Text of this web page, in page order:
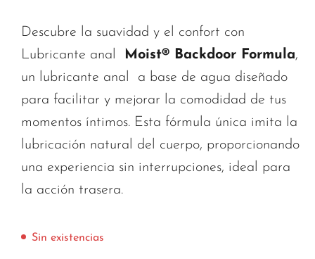
Descubre la suavidad y el confort con
Lubricante anal
Moist® Backdoor Formula,
un lubricante anal a base de agua diseñado
para facilitar y mejorar la comodidad de tus
momentos íntimos. Esta fórmula única imita la
lubricación natural del cuerpo, proporcionando
una experiencia sin interrupciones, ideal para
la acción trasera.
Sin existencias